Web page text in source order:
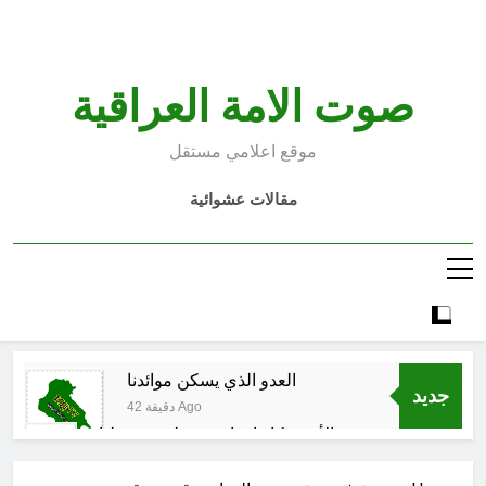
صوت الامة العراقية
موقع اعلامي مستقل
مقالات عشوائية
جديد
العدو الذي يسكن موائدنا
42 دقيقة Ago
بالأمس كانوا يراهنون على سقوطنا